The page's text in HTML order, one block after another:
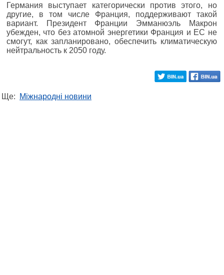
Германия выступает категорически против этого, но
другие, в том числе Франция, поддерживают такой
вариант. Президент Франции Эмманюэль Макрон
убежден, что без атомной энергетики Франция и ЕС не
смогут, как запланировано, обеспечить климатическую
нейтральность к 2050 году.
Ще: Міжнародні новини